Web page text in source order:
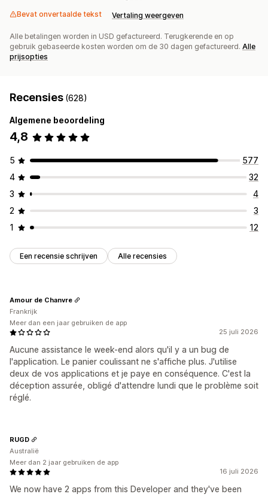
Bevat onvertaalde tekst Vertaling weergeven
Alle betalingen worden in USD gefactureerd. Terugkerende en op
gebruik gebaseerde kosten worden om de 30 dagen gefactureerd. Alle
prijsopties
Recensies (628)
Algemene beoordeling
4,8
5
577
4
32
3
4
2
3
1
12
Een recensie schrijven Alle recensies
25 juli 2026
Aucune assistance le week-end alors qu'il y a un bug de
l'application. Le panier coulissant ne s'affiche plus. J'utilise
deux de vos applications et je paye en conséquence. C'est la
déception assurée, obligé d'attendre lundi que le problème soit
réglé.
Amour de Chanvre
Frankrijk
Meer dan een jaar gebruiken de app
16 juli 2026
We now have 2 apps from this Developer and they've been
RUGD
Australië
Meer dan 2 jaar gebruiken de app